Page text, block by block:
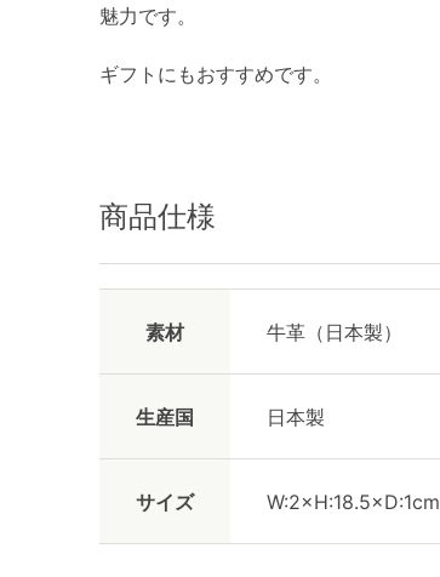
魅力です。
ギフトにもおすすめです。
商品仕様
素材 牛革（日本製）
生産国 日本製
サイズ W:2×H:18.5×D:1cm